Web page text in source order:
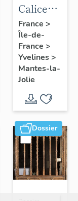
Calice
n°2 et sa
patène
France >
Île-de-
France >
Yvelines>
Mantes-la-
Jolie
Dossier